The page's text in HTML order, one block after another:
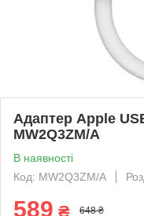
Адаптер Apple
MW2Q3ZM/A
В наявності
Код: MW2Q3ZM/A
589 ₴ 648 ₴